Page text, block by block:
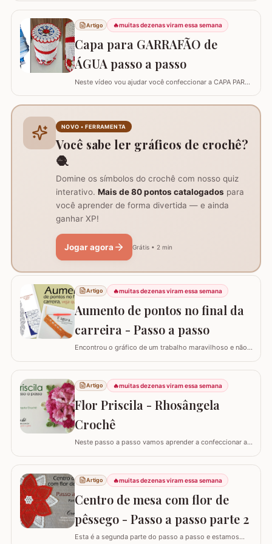
sabedoria com a delicadeza do feito à mão. Embora a
coruja real consiga girar o pescoço em 270°, a nossa
versão em crochê é ainda mais versátil: podemos criá-
la em todas as cores e estilos,…
Artigo 🔥muitas dezenas viram essa semana
Capa para GARRAFÃO de
ÁGUA passo a passo
Neste vídeo vou ajudar você confeccionar a CAPA PARA
sucesso agora com passo a passo super detalhado.
diminuir a quantidade de flores para fazer a capa para
NOVO • FERRAMENTA
Você sabe ler gráficos de crochê?
🧶
Domine os símbolos do crochê com nosso quiz
interativo. Mais de 80 pontos catalogados para
você aprender de forma divertida — e ainda
ganhar XP!
Jogar agora Grátis • 2 min
Artigo 🔥muitas dezenas viram essa semana
Aumento de pontos no final da
carreira - Passo a passo
Encontrou o gráfico de um trabalho maravilhoso e não
explicar de forma simples como interpretar o gráfico,
calcular a quantidade de correntes para iniciar um
trabalho e aumentar a quantidade de pontos no início ou
no final da carreira. (Link para…
Artigo 🔥muitas dezenas viram essa semana
Flor Priscila - Rhosângela
Crochê
Neste passo a passo vamos aprender a confeccionar a
conhecer, curtir e adquirir os trabalhos desta artesã
visite a página RHOSÂNGELA ARTES EM CROCHÊ e não
deixem de se inscrever em seu canal no YouTube –&gt;
AQUI. Já temos disponível aqui no blog…
Artigo 🔥muitas dezenas viram essa semana
Centro de mesa com flor de
pêssego - Passo a passo parte 2
Esta é a segunda parte do passo a passo e estamos